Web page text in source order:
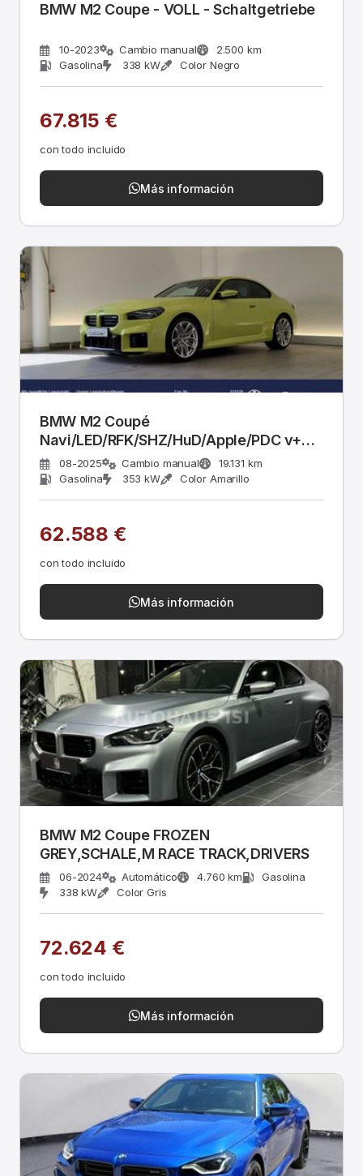
BMW M2 Coupe - VOLL - Schaltgetriebe
10-2023 Cambio manual
2.500 km
Gasolina
338 kW Color Negro
67.815 €
con todo incluido
Más información
BMW M2 Coupé
Navi/LED/RFK/SHZ/HuD/Apple/PDC v+h
Navi08-2025 Cambio manual
19.131 km
Gasolina
353 kW Color Amarillo
62.588 €
con todo incluido
Más información
BMW M2 Coupe FROZEN
GREY,SCHALE,M RACE TRACK,DRIVERS
06-2024 Automático 4.760 km
Gasolina
338 kW
Color Gris
72.624 €
con todo incluido
Más información